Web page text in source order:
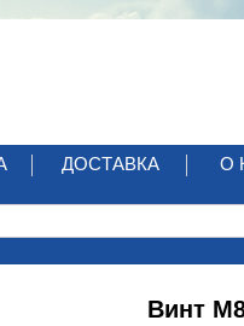
ДОСТАВКА О
Винт